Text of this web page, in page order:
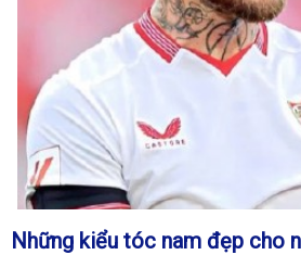
Những kiểu tóc nam đẹp cho